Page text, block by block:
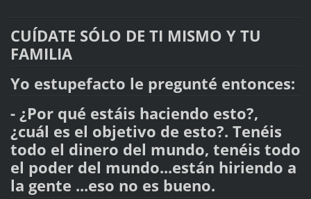
CUÍDATE SÓLO DE TI MISMO Y TU
FAMILIA
Yo estupefacto le pregunté entonces:
- ¿Por qué estáis haciendo esto?,
¿cuál es el objetivo de esto?. Tenéis
todo el dinero del mundo, tenéis todo
el poder del mundo...están hiriendo a
la gente ...eso no es bueno.